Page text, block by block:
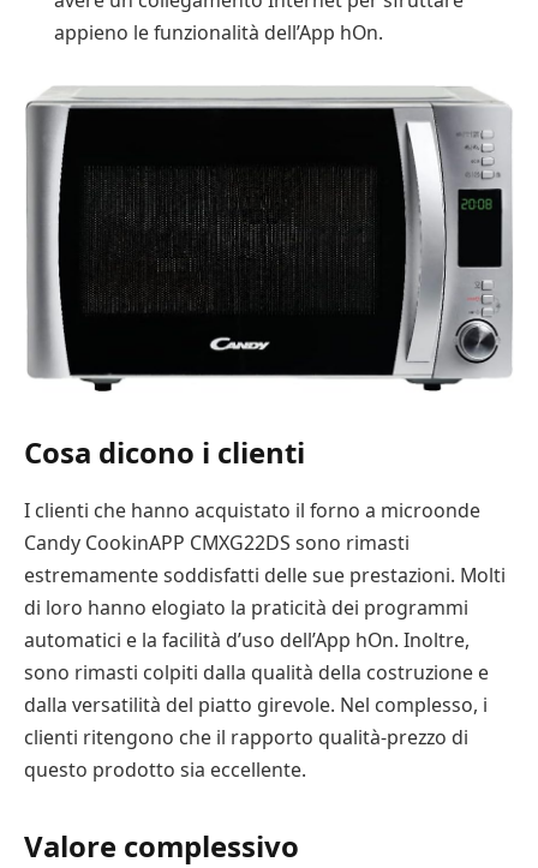
appieno le funzionalità dell’App hOn.
Cosa dicono i clienti
I clienti che hanno acquistato il forno a microonde
Candy CookinAPP CMXG22DS sono rimasti
estremamente soddisfatti delle sue prestazioni. Molti
di loro hanno elogiato la praticità dei programmi
automatici e la facilità d’uso dell’App hOn. Inoltre,
sono rimasti colpiti dalla qualità della costruzione e
dalla versatilità del piatto girevole. Nel complesso, i
clienti ritengono che il rapporto qualità-prezzo di
questo prodotto sia eccellente.
Valore complessivo